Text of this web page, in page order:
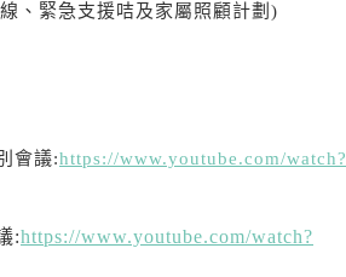
、緊急支援咭及家屬照顧計劃)
會議:https://www.youtube.com/watch?
:https://www.youtube.com/watch?